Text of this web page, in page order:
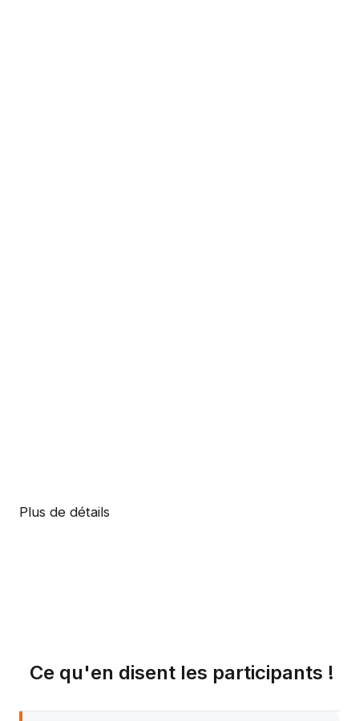
Plus de détails
Ce qu'en disent les participants !